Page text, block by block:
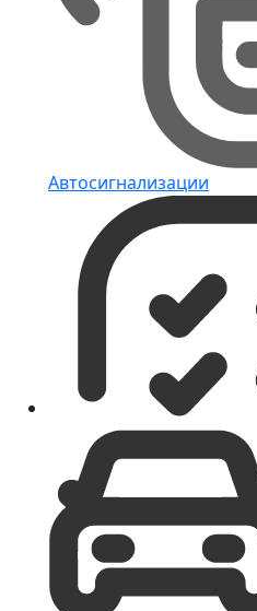
Автосигнализации